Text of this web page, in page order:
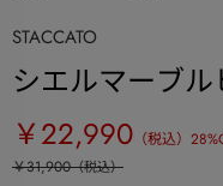
STACCATO
シエルマーブ
￥22,990 （税込） 28
￥31,900（税込）